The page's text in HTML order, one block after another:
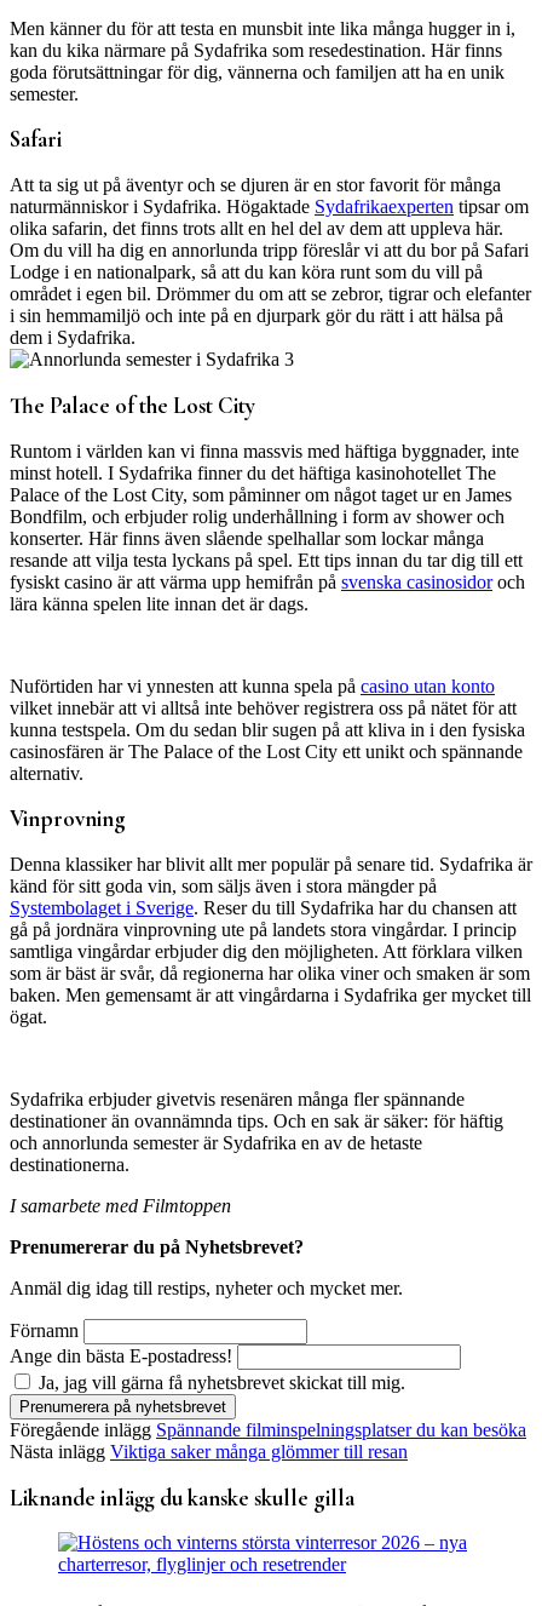
Men känner du för att testa en munsbit inte lika många hugger in i,
kan du kika närmare på Sydafrika som resedestination. Här finns
goda förutsättningar för dig, vännerna och familjen att ha en unik
semester.
Safari
Att ta sig ut på äventyr och se djuren är en stor favorit för många
naturmänniskor i Sydafrika. Högaktade Sydafrikaexperten tipsar om
olika safarin, det finns trots allt en hel del av dem att uppleva här.
Om du vill ha dig en annorlunda tripp föreslår vi att du bor på Safari
Lodge i en nationalpark, så att du kan köra runt som du vill på
området i egen bil. Drömmer du om att se zebror, tigrar och elefanter
i sin hemmamiljö och inte på en djurpark gör du rätt i att hälsa på
dem i Sydafrika.
The Palace of the Lost City
Runtom i världen kan vi finna massvis med häftiga byggnader, inte
minst hotell. I Sydafrika finner du det häftiga kasinohotellet The
Palace of the Lost City, som påminner om något taget ur en James
Bondfilm, och erbjuder rolig underhållning i form av shower och
konserter. Här finns även slående spelhallar som lockar många
resande att vilja testa lyckans på spel. Ett tips innan du tar dig till ett
fysiskt casino är att värma upp hemifrån på svenska casinosidoroch
lära känna spelen lite innan det är dags.
Nuförtiden har vi ynnesten att kunna spela på casino utan konto
vilket innebär att vi alltså inte behöver registrera oss på nätet för att
kunna testspela. Om du sedan blir sugen på att kliva in i den fysiska
casinosfären är The Palace of the Lost City ett unikt och spännande
alternativ.
Vinprovning
Denna klassiker har blivit allt mer populär på senare tid. Sydafrika är
känd för sitt goda vin, som säljs även i stora mängder på
Systembolaget i Sverige. Reser du till Sydafrika har du chansen att
gå på jordnära vinprovning ute på landets stora vingårdar. I princip
samtliga vingårdar erbjuder dig den möjligheten. Att förklara vilken
som är bäst är svår, då regionerna har olika viner och smaken är som
baken. Men gemensamt är att vingårdarna i Sydafrika ger mycket till
ögat.
Sydafrika erbjuder givetvis resenären många fler spännande
destinationer än ovannämnda tips. Och en sak är säker: för häftig
och annorlunda semester är Sydafrika en av de hetaste
destinationerna.
I samarbete med Filmtoppen
Prenumererar du på Nyhetsbrevet?
Anmäl dig idag till restips, nyheter och mycket mer.
Förnamn
Ange din bästa E-postadress!
Ja, jag vill gärna få nyhetsbrevet skickat till mig.
Föregående inlägg Spännande filminspelningsplatser du kan besöka
Nästa inlägg Viktiga saker många glömmer till resan
Liknande inlägg du kanske skulle gilla